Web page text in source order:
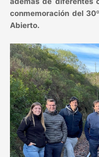
conmemoración del
Abierto.